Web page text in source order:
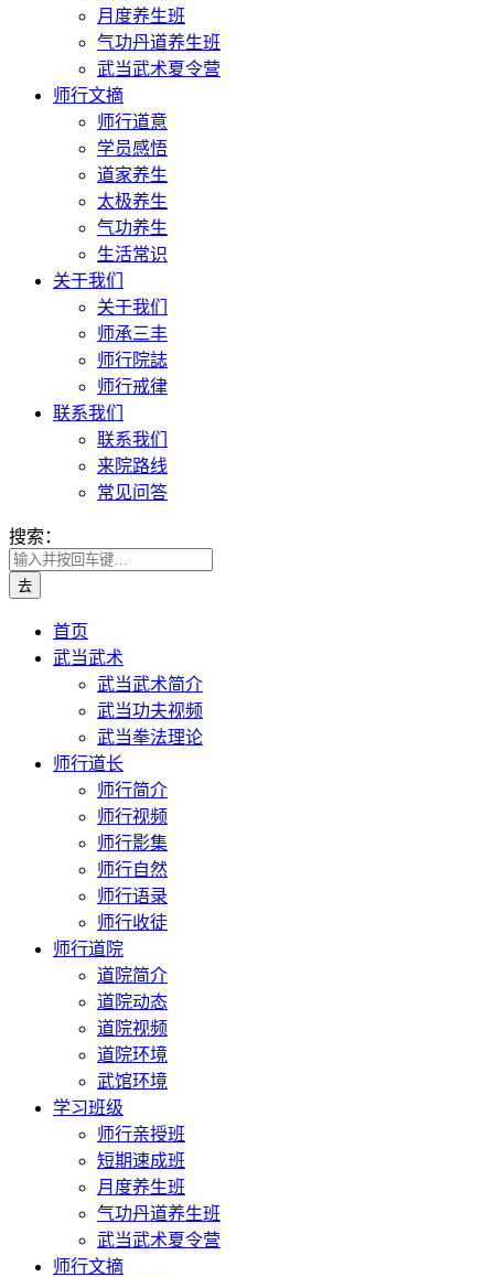
月度养生班
气功丹道养生班
武当武术夏令营
师行文摘
师行道意
学员感悟
道家养生
太极养生
气功养生
生活常识
关于我们
关于我们
师承三丰
师行院誌
师行戒律
联系我们
联系我们
来院路线
常见问答
搜索：
首页
武当武术
武当武术简介
武当功夫视频
武当拳法理论
师行道长
师行简介
师行视频
师行影集
师行自然
师行语录
师行收徒
师行道院
道院简介
道院动态
道院视频
道院环境
武馆环境
学习班级
师行亲授班
短期速成班
月度养生班
气功丹道养生班
武当武术夏令营
师行文摘